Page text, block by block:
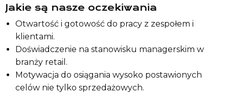
Jakie są nasze oczekiwania
Otwartość i gotowość do pracy z zespołem i
klientami.
Doświadczenie na stanowisku managerskim w
branży retail.
Motywacja do osiągania wysoko postawionych
celów nie tylko sprzedażowych.